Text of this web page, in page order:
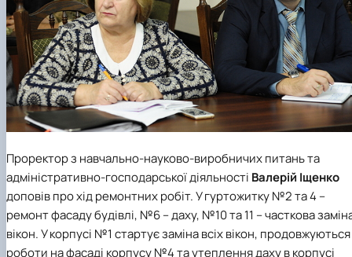
Проректор з навчально-науково-виробничих питань та
адміністративно-господарської діяльності Валерій Іщенко
доповів про хід ремонтних робіт. У гуртожитку №2 та 4 –
ремонт фасаду будівлі, №6 – даху, №10 та 11 – часткова
вікон. У корпусі №1 стартує заміна всіх вікон, продовжуються
роботи на фасаді корпусу №4 та утеплення даху в корпусі